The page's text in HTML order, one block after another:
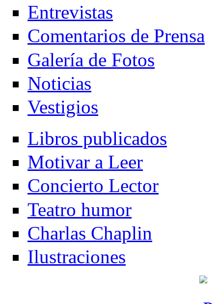
Entrevistas
Comentarios de Prensa
Galería de Fotos
Noticias
Vestigios
Libros publicados
Motivar a Leer
Concierto Lector
Teatro humor
Charlas Chaplin
Ilustraciones